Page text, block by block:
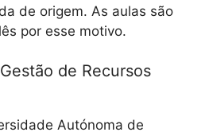
de origem. As aulas são
por esse motivo.
de Recursos
Autónoma de